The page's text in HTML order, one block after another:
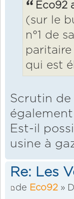
Eco92
(sur le
n°1 de
qui est
Scrutin
Est-il
usine à
Re: Les
de Eco92 »